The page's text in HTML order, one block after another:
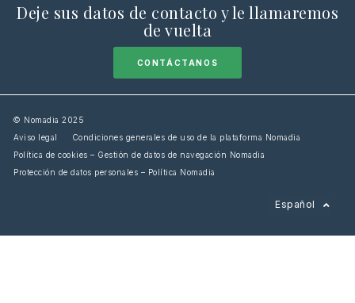
Deje sus datos de contacto y le llamaremos
de vuelta
CONTÁCTANOS
© Nomadia 2025
Aviso legal
Condiciones generales de uso de la plataforma Nomadia
Política de cookies – Gestión de datos de navegación Nomadia
Protección de datos personales – Política Nomadia
Español
Français
Italiano